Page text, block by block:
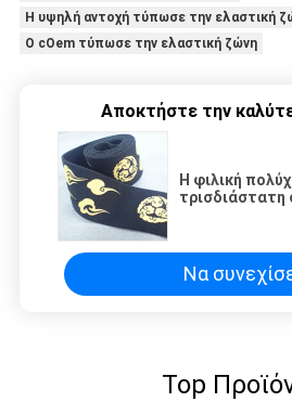
Η υψηλή αντοχή τύπωσε την ελαστική
Ο cOem τύπωσε την ελαστική ζώνη
Αποκτήστε την
Η φιλική
τρισδιάστατη
Να
Top